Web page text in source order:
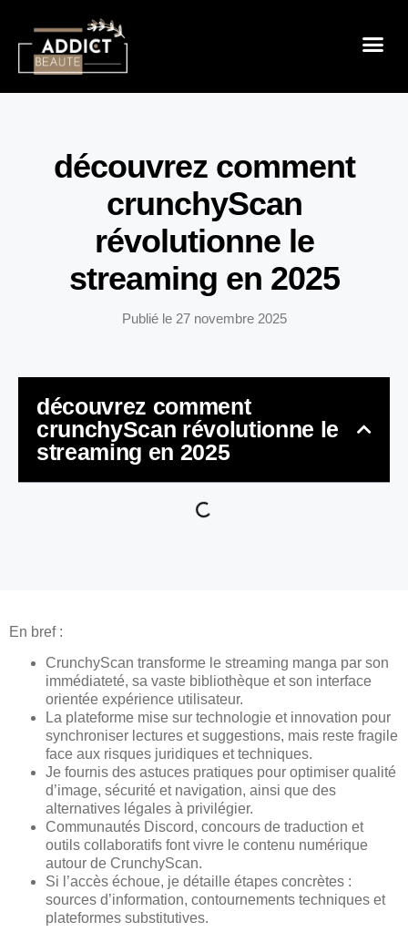
découvrez comment
crunchyScan
révolutionne le
streaming en 2025
Publié le 27 novembre 2025
découvrez comment
crunchyScan révolutionne le
streaming en 2025
En bref :
CrunchyScan transforme le streaming manga par son
immédiateté, sa vaste bibliothèque et son interface
orientée expérience utilisateur.
La plateforme mise sur technologie et innovation pour
synchroniser lectures et suggestions, mais reste fragile
face aux risques juridiques et techniques.
Je fournis des astuces pratiques pour optimiser qualité
d’image, sécurité et navigation, ainsi que des
alternatives légales à privilégier.
Communautés Discord, concours de traduction et
outils collaboratifs font vivre le contenu numérique
autour de CrunchyScan.
Si l’accès échoue, je détaille étapes concrètes :
sources d’information, contournements techniques et
plateformes substitutives.